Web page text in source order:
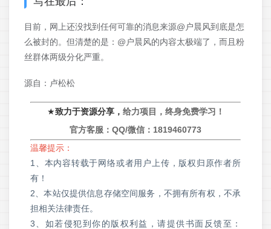
目前，网上还没找到任何可靠的消息来源@户晨风到底是怎
么被封的。但清楚的是：@户晨风的内容太极端了，而且粉
丝群体两级分化严重。
源自：卢松松
★致力于资源分享， 给力项目，终身免费学习！
官方客服：QQ/微信： 1819460773
温馨提示：
1、本内容转载于网络或者用户上传，版权归原作者所
有！
2、本站仅提供信息存储空间服务，不拥有所有权，不承
担相关法律责任。
3、如若侵犯到你的版权利益，请提供书面反馈至：